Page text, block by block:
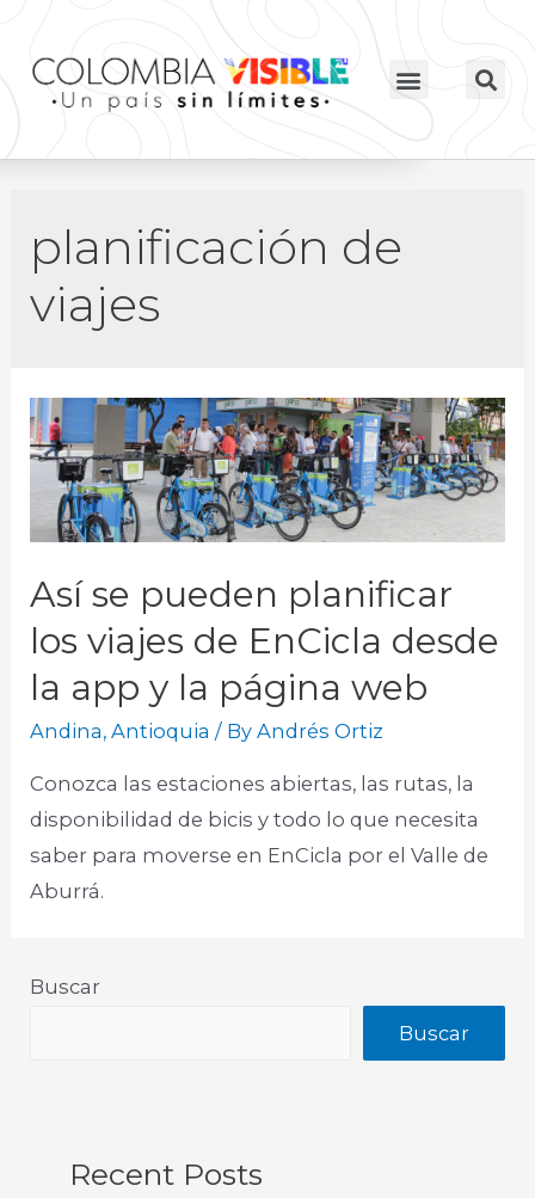
planificación de
viajes
Así se pueden planificar
los viajes de EnCicla desde
la app y la página web
Andina,Antioquia / ByAndrés Ortiz
Conozca las estaciones abiertas, las rutas, la
disponibilidad de bicis y todo lo que necesita
saber para moverse en EnCicla por el Valle de
Aburrá.
Buscar
Buscar
Recent Posts